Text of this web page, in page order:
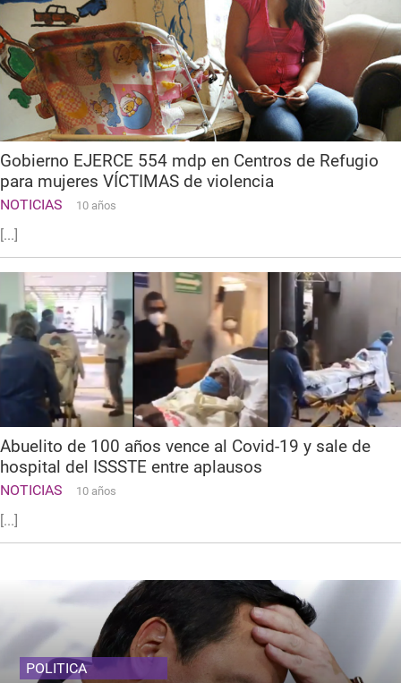
Gobierno EJERCE 554 mdp en Centros de Refugio
para mujeres VÍCTIMAS de violencia
NOTICIAS 10 años
[...]
Abuelito de 100 años vence al Covid-19 y sale de
hospital del ISSSTE entre aplausos
NOTICIAS 10 años
[...]
POLITICA